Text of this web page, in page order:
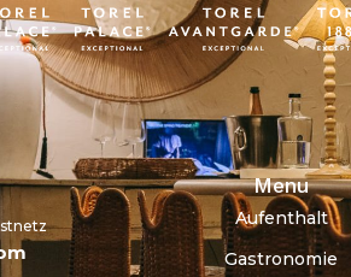
Menu
Aufenthalt
Gastronomie